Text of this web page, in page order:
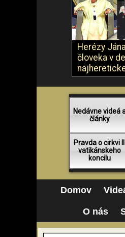
Herézy
človeka v
Nedávne videá
články
Pravda o cirkvi
vatikánskeho
koncilu
Domov
O nás